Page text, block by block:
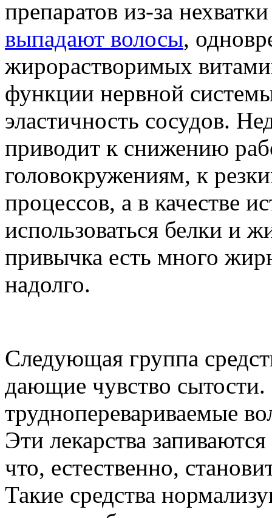
препаратов из-за
выпадают волосы,
жирорастворимых
функции нервной
эластичность сосудов.
приводит к снижению
головокружениям, к
процессов, а в качестве
использоваться белки и
привычка есть много
надолго.
Следующая группа
дающие чувство
трудноперевариваемые
Эти лекарства
что, естественно,
Такие средства